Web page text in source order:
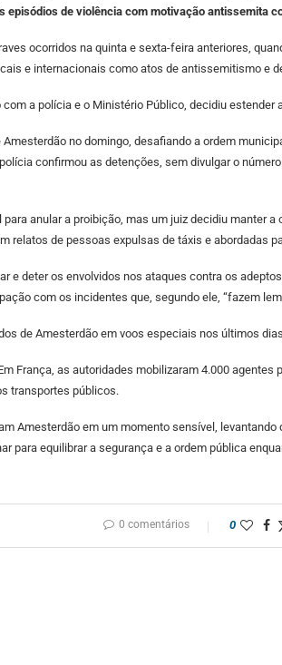
episódios de violência com motivação antissemita
ocorridos na quinta e sexta-feira anteriores,
e internacionais como atos de antissemitismo e
a polícia e o Ministério Público, decidiu
no domingo, desafiando a ordem
confirmou as detenções, sem divulgar o
anular a proibição, mas um juiz decidiu manter
relatos de pessoas expulsas de táxis e abordadas
e deter os envolvidos nos ataques contra os
com os incidentes que, segundo ele, “fazem
de Amesterdão em voos especiais nos últimos
França, as autoridades mobilizaram 4.000
transportes públicos.
Amesterdão em um momento sensível,
para equilibrar a segurança e a ordem pública
0 comentários 0